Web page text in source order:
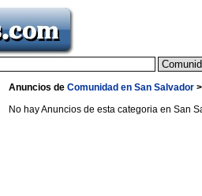
Anuncios de Comunidad en San Salvador
No hay Anuncios de esta categoria en San